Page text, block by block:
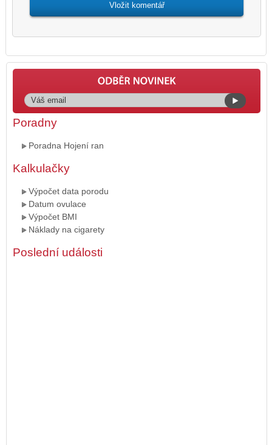
Poradny
Poradna Hojení ran
Kalkulačky
Výpočet data porodu
Datum ovulace
Výpočet BMI
Náklady na cigarety
Poslední události